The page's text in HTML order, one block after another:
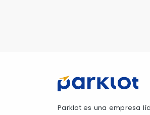
Parklot es una empresa